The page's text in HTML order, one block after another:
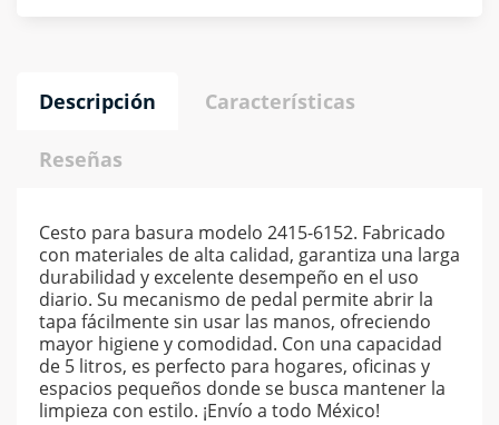
Descripción Características
Reseñas
Cesto para basura modelo 2415-6152. Fabricado
con materiales de alta calidad, garantiza una larga
durabilidad y excelente desempeño en el uso
diario. Su mecanismo de pedal permite abrir la
tapa fácilmente sin usar las manos, ofreciendo
mayor higiene y comodidad. Con una capacidad
de 5 litros, es perfecto para hogares, oficinas y
espacios pequeños donde se busca mantener la
limpieza con estilo. ¡Envío a todo México!